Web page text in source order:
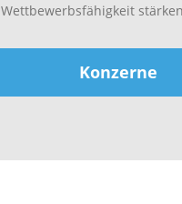
Wettbewerbsfähigkeit
Konzerne